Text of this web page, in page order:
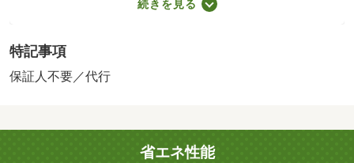
続きを見る
特記事項
保証人不要／代行
省エネ性能